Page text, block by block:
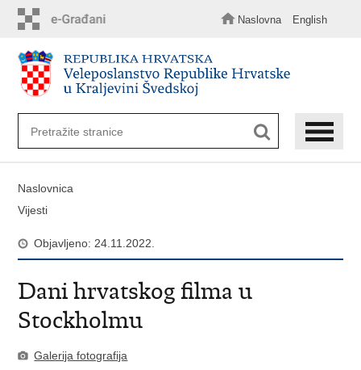
sadržaj
Naslovna English
Naslovnica
Vijesti
Objavljeno: 24.11.2022.
Dani hrvatskog filma u
Stockholmu
Galerija fotografija